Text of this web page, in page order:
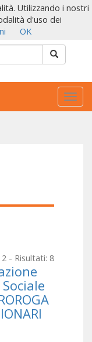
- Risultati: 8
Utilizzando i nostri
d'uso dei
OK